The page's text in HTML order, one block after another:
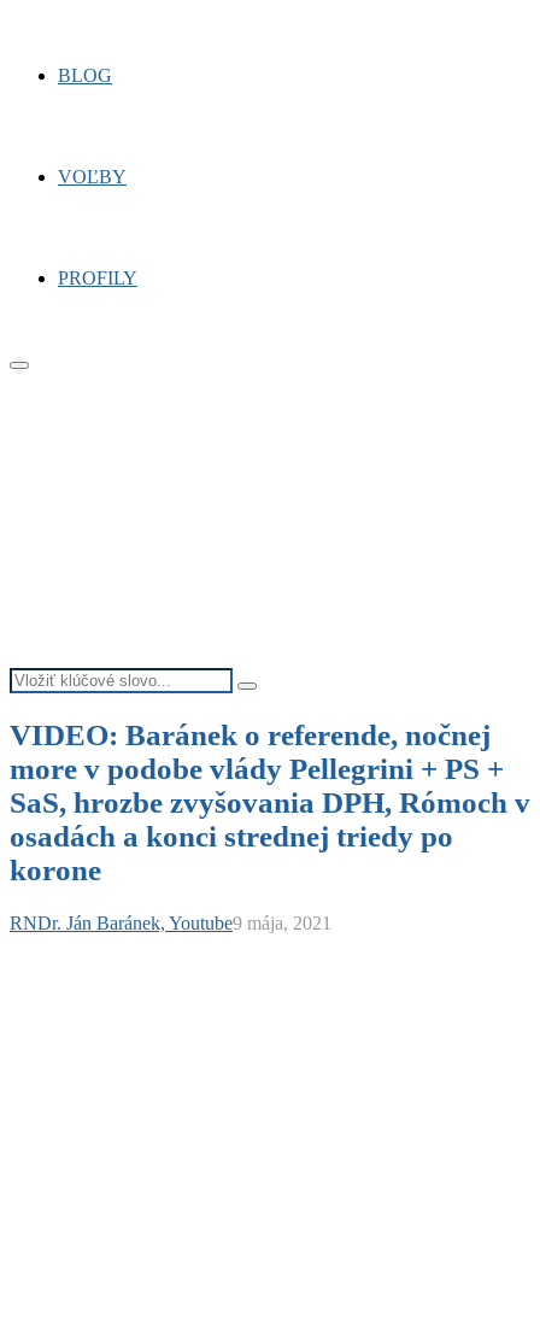
BLOG
VOĽBY
PROFILY
Primary
Search
for:
Search
VIDEO: Baránek o referende, nočnej
more v podobe vlády Pellegrini + PS +
SaS, hrozbe zvyšovania DPH, Rómoch v
osadách a konci strednej triedy po
korone
RNDr. Ján Baránek, Youtube9 mája, 2021